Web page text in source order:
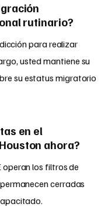
rutinario?
para realizar
usted mantiene su
su estatus migratorio
en el
ahora?
operan los filtros de
cerradas